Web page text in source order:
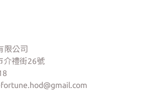
限公司
介禮街26號